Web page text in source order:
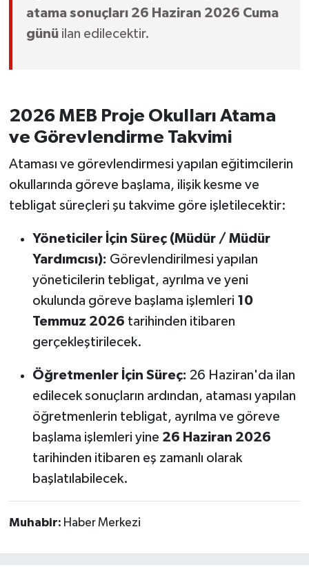
atama sonuçları 26 Haziran 2026 Cuma
günüilan edilecektir.
2026 MEB Proje Okulları Atama
ve Görevlendirme Takvimi
Ataması ve görevlendirmesi yapılan eğitimcilerin
okullarında göreve başlama, ilişik kesme ve
tebligat süreçleri şu takvime göre işletilecektir:
Yöneticiler İçin Süreç (Müdür / Müdür
Yardımcısı): Görevlendirilmesi yapılan
yöneticilerin tebligat, ayrılma ve yeni
okulunda göreve başlama işlemleri 10
Temmuz 2026 tarihinden itibaren
gerçekleştirilecek.
Öğretmenler İçin Süreç: 26 Haziran'da ilan
edilecek sonuçların ardından, ataması yapılan
öğretmenlerin tebligat, ayrılma ve göreve
başlama işlemleri yine 26 Haziran 2026
tarihinden itibaren eş zamanlı olarak
başlatılabilecek.
Muhabir: Haber Merkezi